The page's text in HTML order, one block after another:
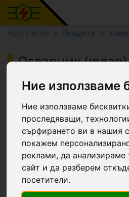
Ние използваме
Ние използваме
проследяващи,
сърфирането ви в нашия
покажем
реклами, да
сайт и да разберем
посетители.
Agro Electro Продукти
Оглавник (юлар)